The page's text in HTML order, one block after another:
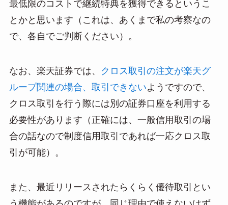
最低限のコストで継続特典を獲得できるというこ
とかと思います（これは、あくまで私の考察なの
で、各自でご判断ください）。
なお、楽天証券では、
クロス取引の注文が楽天グ
ループ関連の場合、取引できないようですので、
クロス取引を行う際には別の証券口座を利用する
必要性があります（正確には、一般信用取引の場
合の話なので制度信用取引であれば一応クロス取
引が可能）。
また、最近リリースされたらくらく優待取引とい